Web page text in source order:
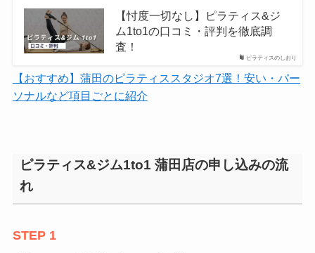
ピラティスのしおり
【忖度一切なし】ピラティス&ジ
ム1to1の口コミ・評判を徹底調
査！
【おすすめ】蒲田のピラティススタジオ7選！安い・パー
ソナルなど項目ごとに紹介
ピラティス&ジム1to1 蒲田店の申し込みの流
れ
STEP 1